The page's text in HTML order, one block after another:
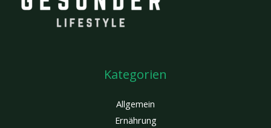
Kategorien
Allgemein
Ernährung